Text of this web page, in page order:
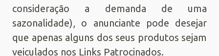
consideração a demanda de uma
sazonalidade), o anunciante pode desejar
que apenas alguns dos seus produtos sejam
veiculados nos Links Patrocinados.